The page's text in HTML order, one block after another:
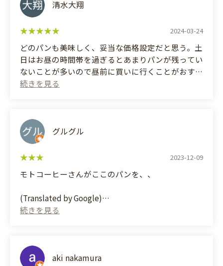
清水大翔
2024-03-24
どのパンも美味しく、妥当な価格設定だと思う。土
日はお昼の時間帯を過ぎるとあまりパンが残ってい
ないことが多いので昼前に買いに行くことがおすす
め。
All the bread is delicious and reasonably priced. On
weekends, there's often not much bread left after
lunchtime, so I recommend going before noon.
グルグル
2023-12-09
モトコーヒーさんがここのパンを、、
(Translated by Google)
Moto Coffee uses the bread from here...
aki nakamura